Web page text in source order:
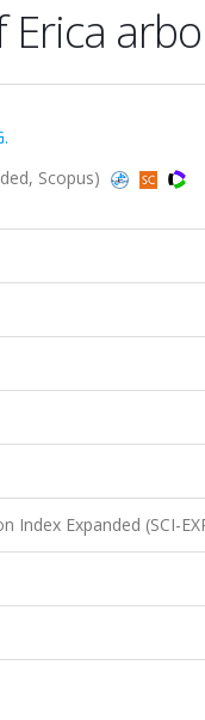
Scopus)
Index Expanded (SCI-